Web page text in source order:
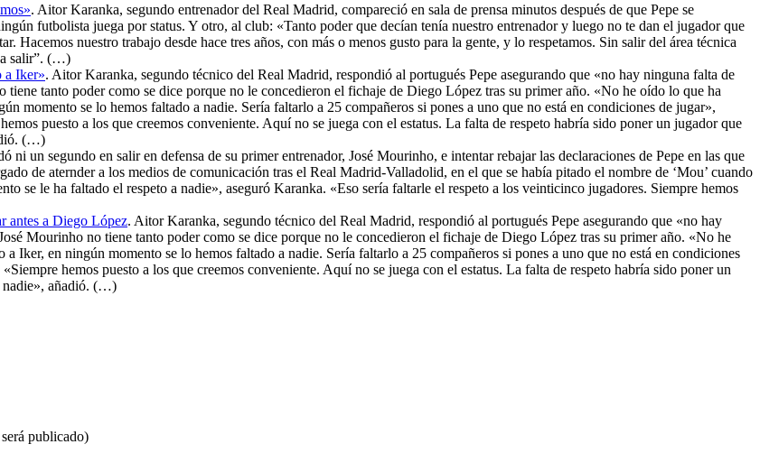
. Aitor Karanka, segundo entrenador del Real Madrid, compareció en sala de prensa minutos después de que Pepe se
futbolista juega por status. Y otro, al club: «Tanto poder que decían tenía nuestro entrenador y luego no te dan el jugador que
nuestro trabajo desde hace tres años, con más o menos gusto para la gente, y lo respetamos. Sin salir del área técnica
salir”. (…)
a Iker». Aitor Karanka, segundo técnico del Real Madrid, respondió al portugués Pepe asegurando que «no hay ninguna falta de
tanto poder como se dice porque no le concedieron el fichaje de Diego López tras su primer año. «No he oído lo que ha
momento se lo hemos faltado a nadie. Sería faltarlo a 25 compañeros si pones a uno que no está en condiciones de jugar»,
puesto a los que creemos conveniente. Aquí no se juega con el estatus. La falta de respeto habría sido poner un jugador que
(…)
ni un segundo en salir en defensa de su primer entrenador, José Mourinho, e intentar rebajar las declaraciones de Pepe en las que
de aternder a los medios de comunicación tras el Real Madrid-Valladolid, en el que se había pitado el nombre de ‘Mou’ cuando
se le ha faltado el respeto a nadie», aseguró Karanka. «Eso sería faltarle el respeto a los veinticinco jugadores. Siempre hemos
antes a Diego López. Aitor Karanka, segundo técnico del Real Madrid, respondió al portugués Pepe asegurando que «no hay
Mourinho no tiene tanto poder como se dice porque no le concedieron el fichaje de Diego López tras su primer año. «No he
Iker, en ningún momento se lo hemos faltado a nadie. Sería faltarlo a 25 compañeros si pones a uno que no está en condiciones
hemos puesto a los que creemos conveniente. Aquí no se juega con el estatus. La falta de respeto habría sido poner un
nadie», añadió. (…)
publicado)